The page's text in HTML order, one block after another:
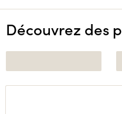
Découvrez des